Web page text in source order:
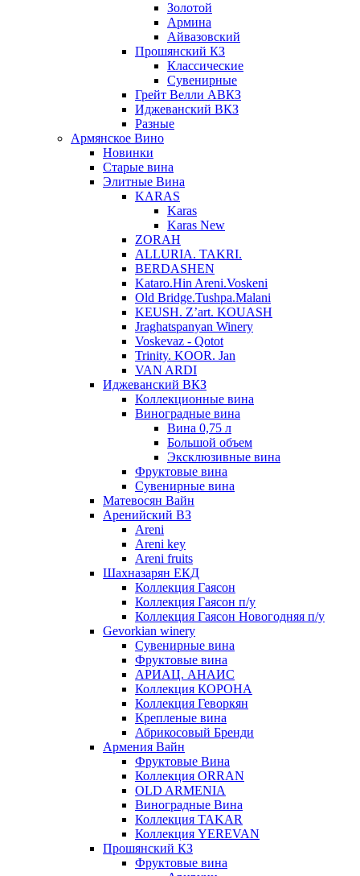
Золотой
Армина
Айвазовский
Прошянский КЗ
Классические
Сувенирные
Грейт Велли АВКЗ
Иджеванский ВКЗ
Разные
Армянское Вино
Новинки
Старые вина
Элитные Вина
KARAS
Karas
Karas New
ZORAH
ALLURIA. TAKRI.
BERDASHEN
Kataro.Hin Areni.Voskeni
Old Bridge.Tushpa.Malani
KEUSH. Z’art. KOUASH
Jraghatspanyan Winery
Voskevaz - Qotot
Trinity. KOOR. Jan
VAN ARDI
Иджеванский ВКЗ
Коллекционные вина
Виноградные вина
Вина 0,75 л
Большой объем
Эксклюзивные вина
Фруктовые вина
Cувенирные вина
Матевосян Вайн
Аренийский ВЗ
Areni
Areni key
Areni fruits
Шахназарян ЕКД
Коллекция Гаясон
Коллекция Гаясон п/у
Коллекция Гаясон Новогодняя п/у
Gevorkian winery
Сувенирные вина
Фруктовые вина
АРИАЦ. АНАИС
Коллекция КОРОНА
Коллекция Геворкян
Крепленые вина
Абрикосовый Бренди
Армения Вайн
Фруктовые Вина
Коллекция ORRAN
OLD ARMENIA
Виноградные Вина
Коллекция TAKAR
Коллекция YEREVAN
Прошянский КЗ
Фруктовые вина